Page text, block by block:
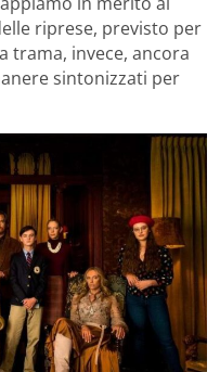
riprese, previsto per
trama, invece, ancora
sintonizzati per